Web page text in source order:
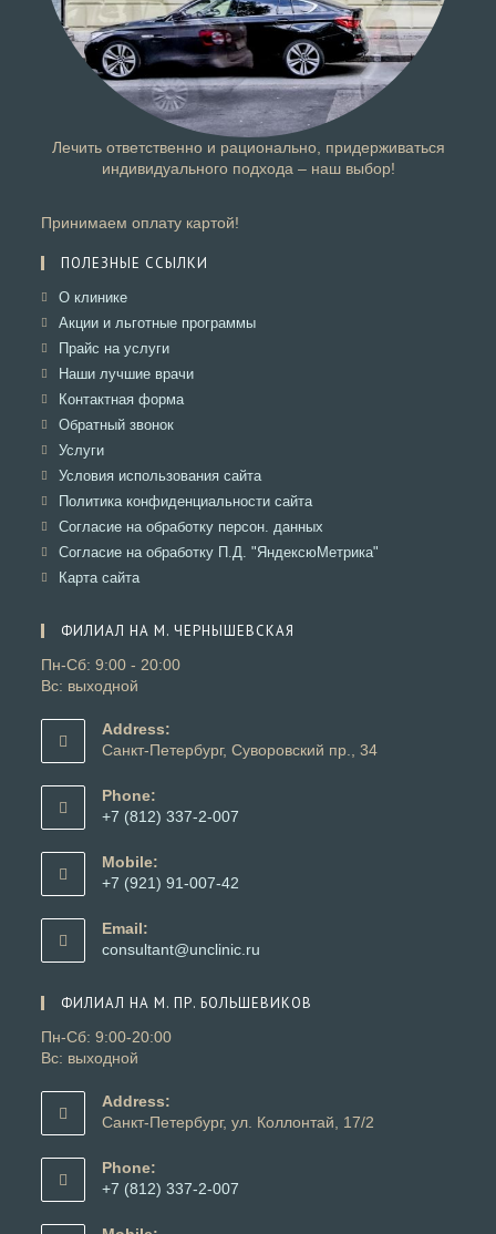
Лечить ответственно и рационально, придерживаться
индивидуального подхода – наш выбор!
Принимаем оплату картой!
ПОЛЕЗНЫЕ ССЫЛКИ
О клиникеОткроется
в
вкладке
Акции и льготные программыОткроется
Прайс на услугиОткроется
в
вкладке
Наши лучшие врачиОткроется
Контактная формаОткроется
Обратный звонокОткроется
вкладке
УслугиОткроется
в
вкладке
Условия использования сайтаОткроется
в
вкладке
Политика конфиденциальности сайтаОткроется
в
вкладке
Согласие на обработку персон. данных
в
Согласие на обработку П.Д. "ЯндексюМетрика"
Карта сайтаОткроется
вкладке
ФИЛИАЛ НА М. ЧЕРНЫШЕВСКАЯ
Пн-Сб: 9:00 - 20:00
Вс: выходной
Address:
Санкт-Петербург, Суворовский пр., 34
Phone:
+7 (812) 337-2-007
в
вашем
Mobile:
+7 (921) 91-007-42
в
вашем
Email:
consultant@unclinic.ru
приложении
ФИЛИАЛ НА М. ПР. БОЛЬШЕВИКОВ
Пн-Сб: 9:00-20:00
Вс: выходной
Address:
Санкт-Петербург, ул. Коллонтай, 17/2
Phone:
+7 (812) 337-2-007
в